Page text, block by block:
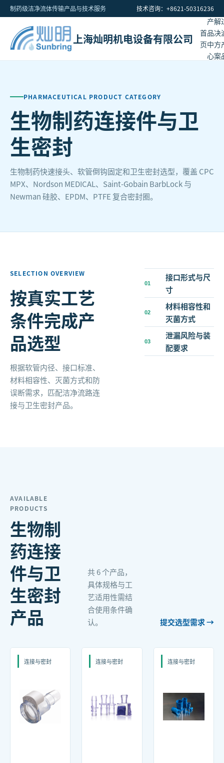
制药级洁净流体传输产品与技术服务 技术咨询：+8621-50316236
上海灿明机电设备有限公司
首
页
产
品
中
心
解
决
方
案
PHARMACEUTICAL PRODUCT CATEGORY
生物制药连接件与卫
生密封
生物制药快速接头、软管倒钩固定和卫生密封选型，覆盖 CPC
MPX、Nordson MEDICAL、Saint-Gobain BarbLock 与
Newman 硅胶、EPDM、PTFE 复合密封圈。
SELECTION OVERVIEW
按真实工艺
条件完成产
品选型
根据软管内径、接口标准、
材料相容性、灭菌方式和防
误断需求，匹配洁净流路连
接与卫生密封产品。
01
接口形式与尺
寸
02
材料相容性和
灭菌方式
03
泄漏风险与装
配要求
AVAILABLE
PRODUCTS
生物制
药连接
件与卫
生密封
产品
共6个产品，
具体规格与工
艺适用性需结
合使用条件确
认。
提交选型需求 →
连接与密封 连接与密封 连接与密封